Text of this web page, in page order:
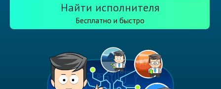
Найти исполнителя
Бесплатно и быстро